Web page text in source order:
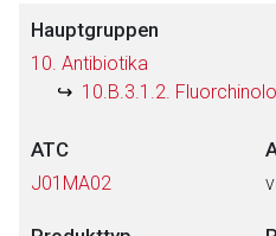
Hauptgruppen
10. Antibiotika
10.B.3.1.2.
ATC
J01MA02